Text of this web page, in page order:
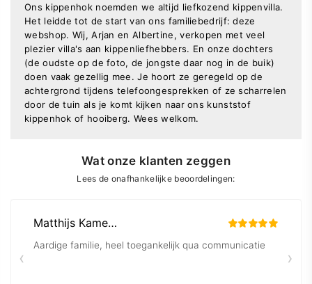
Ons kippenhok noemden we altijd liefkozend kippenvilla.
Het leidde tot de start van ons familiebedrijf: deze
webshop. Wij, Arjan en Albertine, verkopen met veel
plezier villa's aan kippenliefhebbers. En onze dochters
(de oudste op de foto, de jongste daar nog in de buik)
doen vaak gezellig mee. Je hoort ze geregeld op de
achtergrond tijdens telefoongesprekken of ze scharrelen
door de tuin als je komt kijken naar ons kunststof
kippenhok of hooiberg. Wees welkom.
Wat onze klanten zeggen
Lees de onafhankelijke beoordelingen: